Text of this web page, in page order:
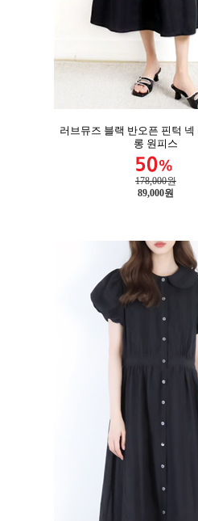
러브뮤즈 블랙 반오픈 핀턱 넥
롱 원피스
178,000원
89,000원